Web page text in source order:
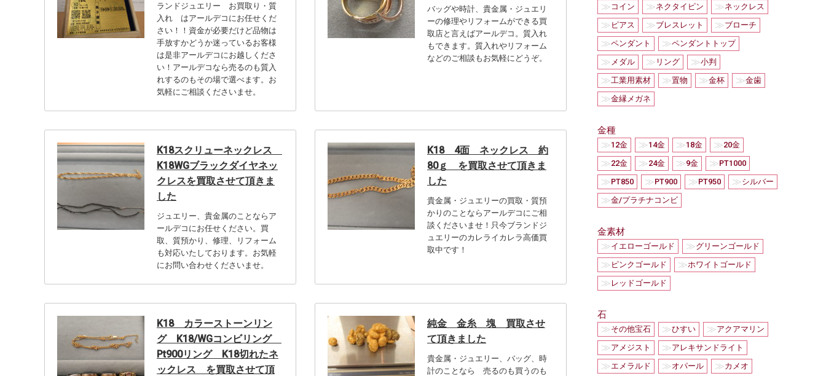
ランドジュエリー お買取り・質
入れ はアールデコにお任せくだ
さい！！資金が必要だけど品物は
手放すかどうか迷っているお客様
は是非アールデコにお越しくださ
い！アールデコなら売るのも質入
れするのもその場で選べます。お
気軽にご相談くださいませ。
バッグや時計、貴金属・ジュエリ
ーの修理やリフォームができる買
取店と言えばアールデコ。質入れ
もできます。質入れやリフォーム
などのご相談もお気軽にどうぞ。
K18スクリューネックレス
K18WGブラックダイヤネッ
クレスを買取させて頂きま
した
ジュエリー、貴金属のことならア
ールデコにお任せください。買
取、質預かり、修理、リフォーム
も対応いたしております。お気軽
にお問い合わせくださいませ。
K18 4面 ネックレス 約
80ｇ を買取させて頂きま
した
貴金属・ジュエリーの買取・質預
かりのことならアールデコにご相
談くださいませ！只今ブランドジ
ュエリーのカレライカレラ高価買
取中です！
K18 カラーストーンリン
グ K18/WGコンビリング
Pt900リング K18切れたネ
ックレス を買取させて頂
純金 金糸 塊 買取させ
て頂きました
貴金属・ジュエリー、バッグ、時
計のことなら 売るのも買うのも
≫ コイン ≫ネクタイピン ≫ネックレス
≫ ピアス ≫ブレスレット ≫ブローチ
≫ペンダント ≫ペンダントトップ
≫ メダル ≫ リング ≫小判
≫工業用素材 ≫置物 ≫金杯 ≫金歯
≫金縁メガネ
金種
≫12金 ≫14金 ≫18金 ≫20金
≫22金 ≫24金 ≫9金 ≫PT1000
≫PT850 ≫PT900 ≫PT950 ≫シルバー
≫金/プラチナコンビ
金素材
≫イエローゴールド ≫グリーンゴールド
≫ ピンクゴールド ≫ホワイトゴールド
≫ レッドゴールド
石
≫その他宝石 ≫ひすい ≫アクアマリン
≫アメジスト ≫アレキサンドライト
≫エメラルド ≫オパール ≫カメオ